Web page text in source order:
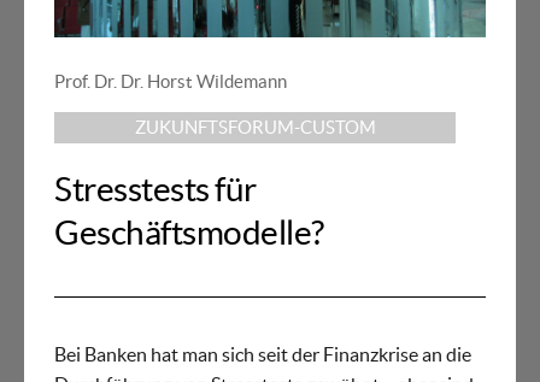
Prof. Dr. Dr. Horst Wildemann
ZUKUNFTSFORUM-CUSTOM
Stresstests für
Geschäftsmodelle?
Bei Banken hat man sich seit der Finanzkrise an die